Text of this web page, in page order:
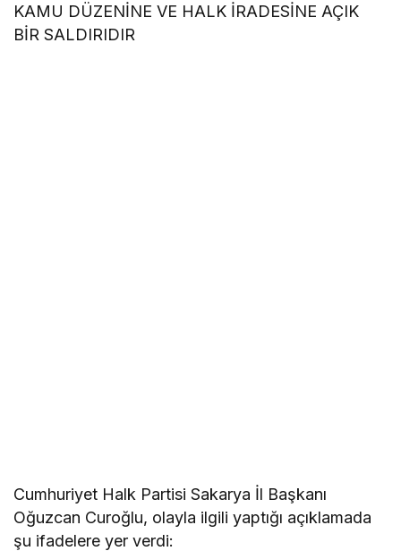
KAMU DÜZENİNE VE HALK İRADESİNE AÇIK
BİR SALDIRIDIR
Cumhuriyet Halk Partisi Sakarya İl Başkanı
Oğuzcan Curoğlu, olayla ilgili yaptığı açıklamada
şu ifadelere yer verdi: